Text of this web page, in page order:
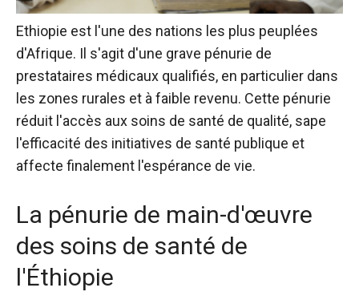
Ethiopie est l'une des nations les plus peuplées
d'Afrique. Il s'agit d'une grave pénurie de
prestataires médicaux qualifiés, en particulier dans
les zones rurales et à faible revenu. Cette pénurie
réduit l'accès aux soins de santé de qualité, sape
l'efficacité des initiatives de santé publique et
affecte finalement l'espérance de vie.
La pénurie de main-d'œuvre
des soins de santé de
l'Éthiopie